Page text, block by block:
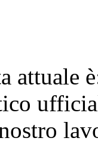
attuale